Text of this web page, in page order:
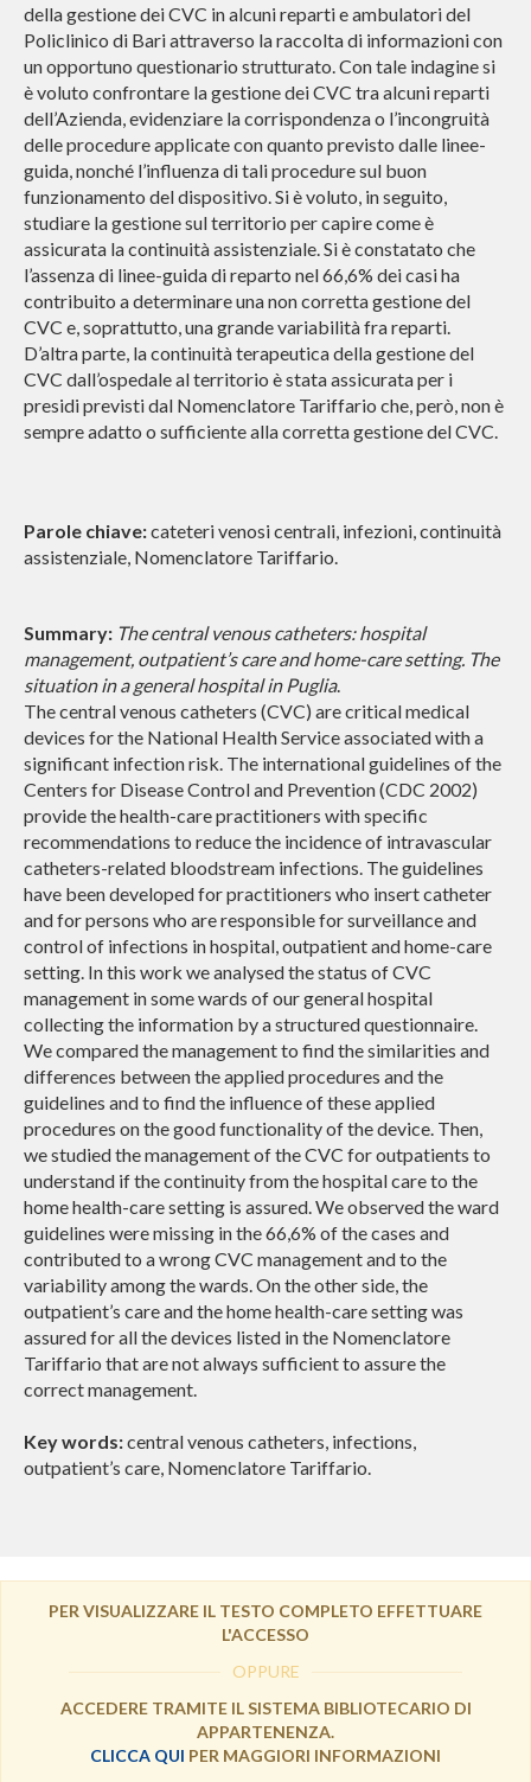
della gestione dei CVC in alcuni reparti e ambulatori del
Policlinico di Bari attraverso la raccolta di informazioni con
un opportuno questionario strutturato. Con tale indagine si
è voluto confrontare la gestione dei CVC tra alcuni reparti
dell’Azienda, evidenziare la corrispondenza o l’incongruità
delle procedure applicate con quanto previsto dalle linee-
guida, nonché l’influenza di tali procedure sul buon
funzionamento del dispositivo. Si è voluto, in seguito,
studiare la gestione sul territorio per capire come è
assicurata la continuità assistenziale. Si è constatato che
l’assenza di linee-guida di reparto nel 66,6% dei casi ha
contribuito a determinare una non corretta gestione del
CVC e, soprattutto, una grande variabilità fra reparti.
D’altra parte, la continuità terapeutica della gestione del
CVC dall’ospedale al territorio è stata assicurata per i
presidi previsti dal Nomenclatore Tariffario che, però, non è
sempre adatto o sufficiente alla corretta gestione del CVC.
Parole chiave:cateteri venosi centrali, infezioni, continuità
assistenziale, Nomenclatore Tariffario.
Summary: The central venous catheters: hospital
management, outpatient’s care and home-care setting. The
situation in a general hospital in Puglia.
The central venous catheters (CVC) are critical medical
devices for the National Health Service associated with a
significant infection risk. The international guidelines of the
Centers for Disease Control and Prevention (CDC 2002)
provide the health-care practitioners with specific
recommendations to reduce the incidence of intravascular
catheters-related bloodstream infections. The guidelines
have been developed for practitioners who insert catheter
and for persons who are responsible for surveillance and
control of infections in hospital, outpatient and home-care
setting. In this work we analysed the status of CVC
management in some wards of our general hospital
collecting the information by a structured questionnaire.
We compared the management to find the similarities and
differences between the applied procedures and the
guidelines and to find the influence of these applied
procedures on the good functionality of the device. Then,
we studied the management of the CVC for outpatients to
understand if the continuity from the hospital care to the
home health-care setting is assured. We observed the ward
guidelines were missing in the 66,6% of the cases and
contributed to a wrong CVC management and to the
variability among the wards. On the other side, the
outpatient’s care and the home health-care setting was
assured for all the devices listed in the Nomenclatore
Tariffario that are not always sufficient to assure the
correct management.
Key words:central venous catheters, infections,
outpatient’s care, Nomenclatore Tariffario.
PER VISUALIZZARE IL TESTO COMPLETO EFFETTUARE
L'ACCESSO
OPPURE
ACCEDERE TRAMITE IL SISTEMA BIBLIOTECARIO DI
APPARTENENZA.
CLICCA QUI PER MAGGIORI INFORMAZIONI